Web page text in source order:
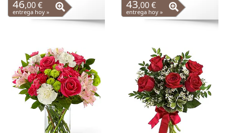
46,00 €
entrega hoy »
43,00 €
entrega hoy »